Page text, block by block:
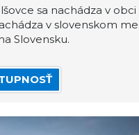
sa nachádza v
v slovenskom
Slovensku.